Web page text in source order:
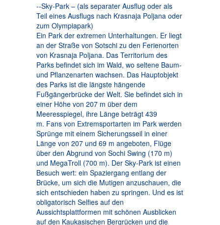
--Sky-Park – (als separater Ausflug oder als
Teil eines Ausflugs nach Krasnaja Poljana oder
zum Olympiapark)
Ein Park der extremen Unterhaltungen. Er liegt
an der Straße von Sotschi zu den Ferienorten
von Krasnaja Poljana. Das Territorium des
Parks befindet sich im Wald, wo seltene Baum-
und Pflanzenarten wachsen. Das Hauptobjekt
des Parks ist die längste hängende
Fußgängerbrücke der Welt. Sie befindet sich in
einer Höhe von 207 m über dem
Meeresspiegel, ihre Länge beträgt 439
m. Fans von Extremsportarten im Park werden
Sprünge mit einem Sicherungsseil in einer
Länge von 207 und 69 m angeboten, Flüge
über den Abgrund von Sochi Swing (170 m)
und MegaTroll (700 m). Der Sky-Park ist einen
Besuch wert: ein Spaziergang entlang der
Brücke, um sich die Mutigen anzuschauen, die
sich entschieden haben zu springen. Und es ist
obligatorisch Selfies auf den
Aussichtsplattformen mit schönen Ausblicken
auf den Kaukasischen Bergrücken und die